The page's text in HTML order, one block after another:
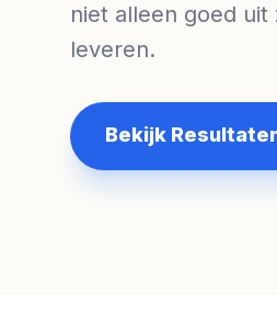
niet alleen goed
leveren.
Bekijk